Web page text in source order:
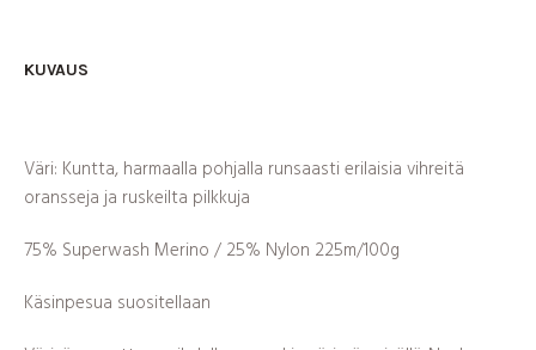
KUVAUS
Väri: Kuntta, harmaalla pohjalla runsaasti erilaisia vihreitä
oransseja ja ruskeilta pilkkuja
75% Superwash Merino / 25% Nylon 225m/100g
Käsinpesua suositellaan